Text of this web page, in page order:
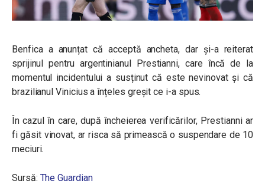
Benfica a anunțat că acceptă ancheta, dar și-a reiterat
sprijinul pentru argentinianul Prestianni, care încă de la
momentul incidentului a susținut că este nevinovat și că
brazilianul Vinicius a înțeles greșit ce i-a spus.
În cazul în care, după încheierea verificărilor, Prestianni ar
fi găsit vinovat, ar risca să primească o suspendare de 10
meciuri.
Sursă: The Guardian